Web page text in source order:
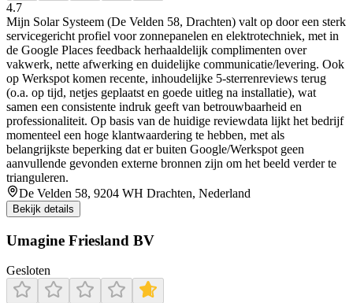
4.7
Mijn Solar Systeem (De Velden 58, Drachten) valt op door een sterk
servicegericht profiel voor zonnepanelen en elektrotechniek, met in
de Google Places feedback herhaaldelijk complimenten over
vakwerk, nette afwerking en duidelijke communicatie/levering. Ook
op Werkspot komen recente, inhoudelijke 5-sterrenreviews terug
(o.a. op tijd, netjes geplaatst en goede uitleg na installatie), wat
samen een consistente indruk geeft van betrouwbaarheid en
professionaliteit. Op basis van de huidige reviewdata lijkt het bedrijf
momenteel een hoge klantwaardering te hebben, met als
belangrijkste beperking dat er buiten Google/Werkspot geen
aanvullende gevonden externe bronnen zijn om het beeld verder te
trianguleren.
De Velden 58, 9204 WH Drachten, Nederland
Bekijk details
Umagine Friesland BV
Gesloten